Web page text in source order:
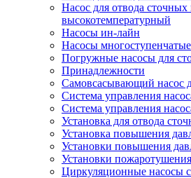
Насос для отвода сточных
высокотемпературный
Насосы ин-лайн
Насосы многоступенчатые
Погружные насосы для
Принадлежности
Самовсасывающий насос
Система управления
Система управления
Установка для отвода
Установка повышения
Установки повышения
Установки пожаротушения
Циркуляционные насосы